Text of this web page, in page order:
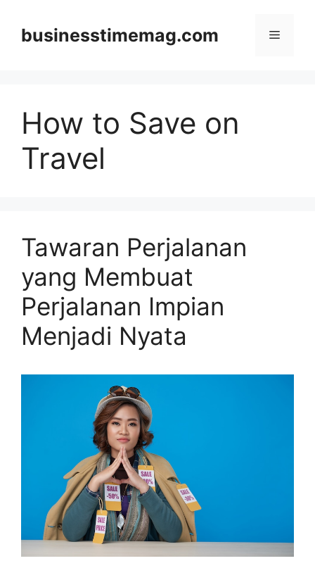
contentbusinesstimemag.com Menu
How to Save on
Travel
Tawaran Perjalanan
yang Membuat
Perjalanan Impian
Menjadi Nyata